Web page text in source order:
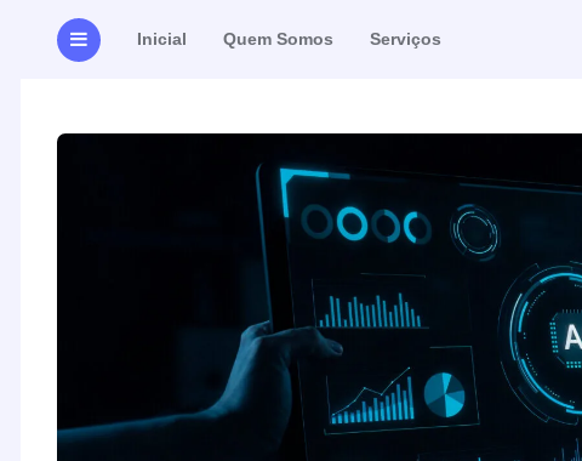
Inicial Quem Somos Serviços